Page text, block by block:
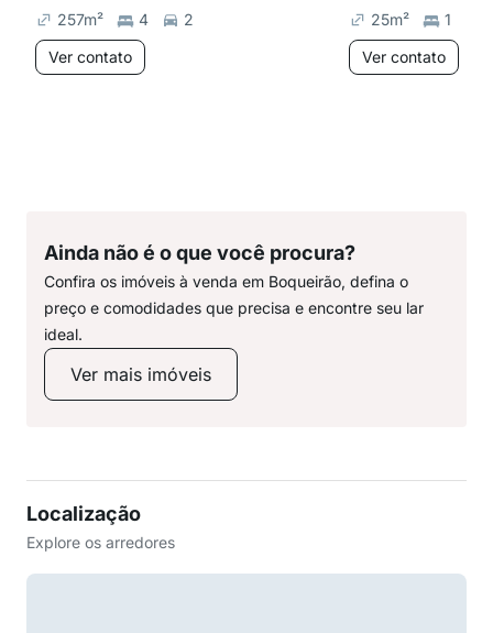
257m² 4
2
Ver contato
25m² 1
Ver contato
Ainda não é o que você procura?
Confira os imóveis à venda em Boqueirão, defina o
preço e comodidades que precisa e encontre seu lar
ideal.
Ver mais imóveis
Localização
Explore os arredores